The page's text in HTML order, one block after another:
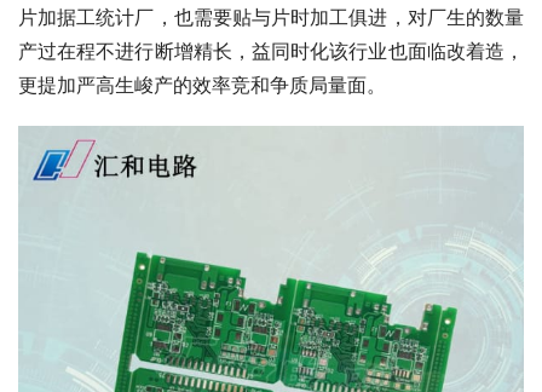
片加据工统计厂，也需要贴与片时加工俱进，对厂生的数量
产过在程不进行断增精长，益同时化该行业也面临改着造，
更提加严高生峻产的效率竞和争质局量面。